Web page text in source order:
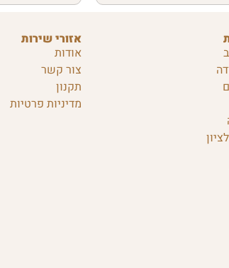
אזורי שירות
אודות
צור קשר
תקנון
מדיניות פרטיות